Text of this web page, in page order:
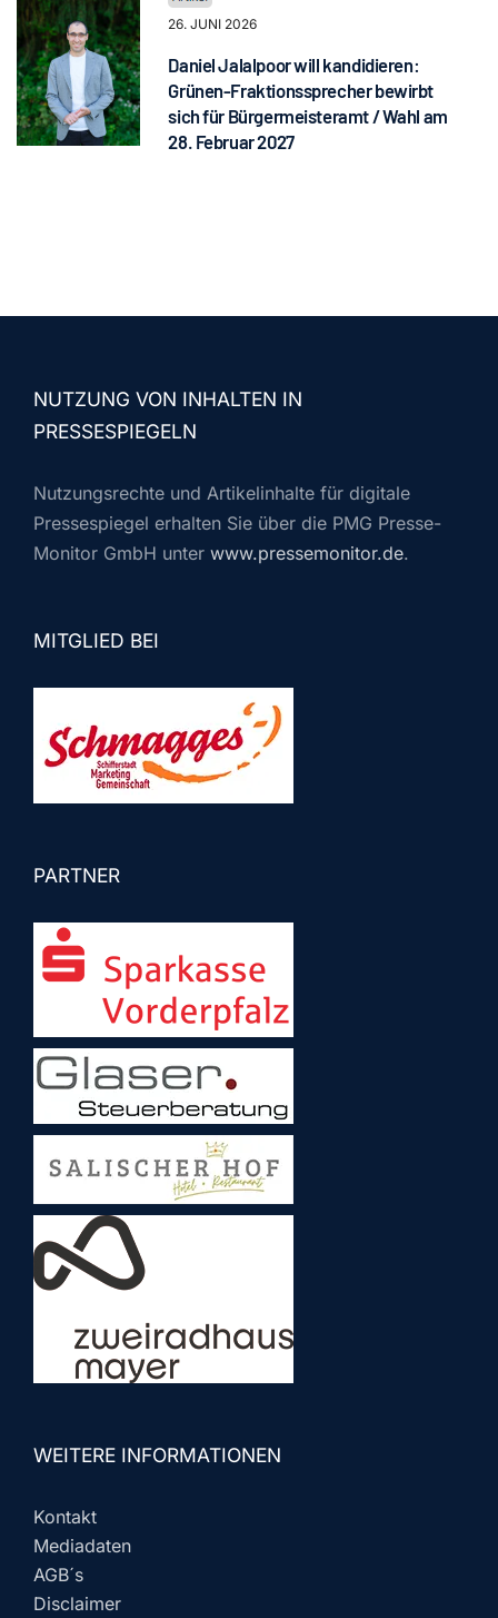
26. JUNI 2026
Daniel Jalalpoor will kandidieren:
Grünen-Fraktionssprecher bewirbt
sich für Bürgermeisteramt / Wahl am
28. Februar 2027
NUTZUNG VON INHALTEN IN
PRESSESPIEGELN
Nutzungsrechte und Artikelinhalte für digitale
Pressespiegel erhalten Sie über die PMG Presse-
Monitor GmbH unter www.pressemonitor.de.
MITGLIED BEI
PARTNER
WEITERE INFORMATIONEN
Kontakt
Mediadaten
AGB´s
Disclaimer